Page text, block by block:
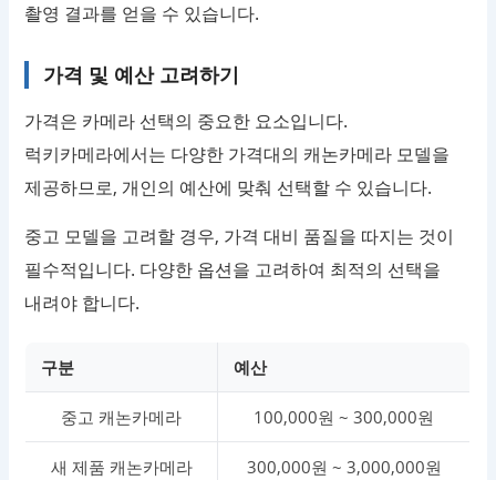
촬영 결과를 얻을 수 있습니다.
가격 및 예산 고려하기
가격은 카메라 선택의 중요한 요소입니다.
럭키카메라에서는 다양한 가격대의 캐논카메라 모델을
제공하므로, 개인의 예산에 맞춰 선택할 수 있습니다.
중고 모델을 고려할 경우, 가격 대비 품질을 따지는 것이
필수적입니다. 다양한 옵션을 고려하여 최적의 선택을
내려야 합니다.
구분 예산
중고 캐논카메라 100,000원 ~ 300,000원
새 제품 캐논카메라 300,000원 ~ 3,000,000원